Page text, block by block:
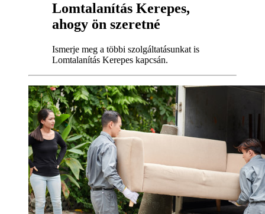
Lomtalanítás Kerepes,
ahogy ön szeretné
Ismerje meg a többi szolgáltatásunkat is
Lomtalanítás Kerepes kapcsán.